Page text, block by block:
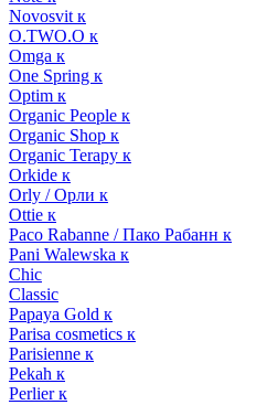
Novosvit к
O.TWO.O к
Omga к
One Spring к
Optim к
Organic People к
Organic Shop к
Organic Terapy к
Orkide к
Orly / Орли к
Ottie к
Paco Rabanne / Пако Рабанн к
Pani Walewska к
Chic
Classic
Papaya Gold к
Parisa cosmetics к
Parisienne к
Pekah к
Perlier к